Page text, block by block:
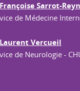
Sarrot-
de Médecine
Vercueil
de Neurologie -